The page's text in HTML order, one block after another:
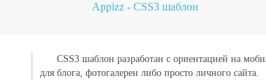
Appizz - CSS3 шаблон
CSS3 шаблон разработан с ориентацией на
для блога, фотогалереи либо просто личного сайта.